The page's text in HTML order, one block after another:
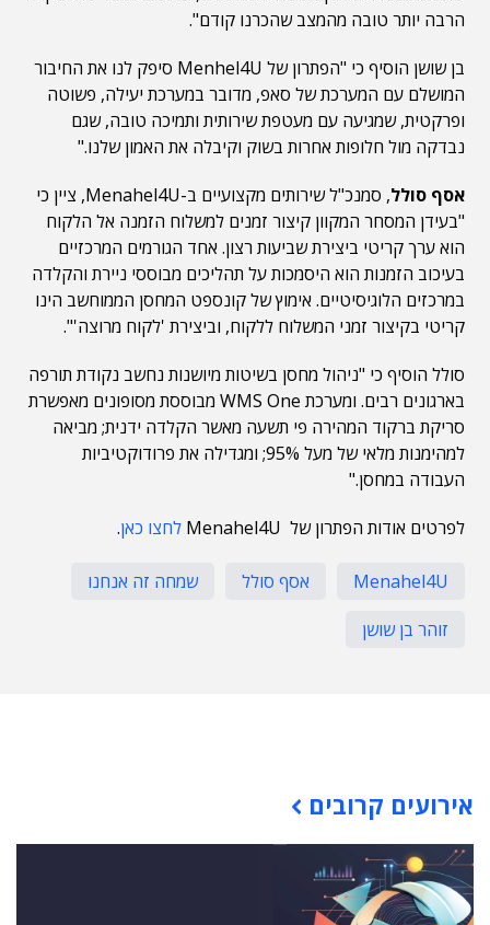
הרבה יותר טובה מהמצב שהכרנו קודם".
בן שושן הוסיף כי "הפתרון של Menhel4U סיפק לנו את החיבור
המושלם עם המערכת של סאפ, מדובר במערכת יעילה, פשוטה
ופרקטית, שמגיעה עם מעטפת שירותית ותמיכה טובה, שגם
נבדקה מול חלופות אחרות בשוק וקיבלה את האמון שלנו."
אסף סולל
, סמנכ"ל שירותים מקצועיים ב-Menahel4U, ציין כי
"בעידן המסחר המקוון קיצור זמנים למשלוח הזמנה אל הלקוח
הוא ערך קריטי ביצירת שביעות רצון. אחד הגורמים המרכזיים
בעיכוב הזמנות הוא היסמכות על תהליכים מבוססי ניירת והקלדה
במרכזים הלוגיסיטיים. אימוץ של קונספט המחסן הממוחשב הינו
קריטי בקיצור זמני המשלוח ללקוח, וביצירת 'לקוח מרוצה'".
סולל הוסיף כי "ניהול מחסן בשיטות מיושנות נחשב נקודת תורפה
בארגונים רבים. ומערכת WMS One מבוססת מסופונים מאפשרת
סריקת ברקוד המהירה פי תשעה מאשר הקלדה ידנית; מביאה
למהימנות מלאי של מעל 95%; ומגדילה את פרודוקטיביות
העבודה במחסן."
לפרטים אודות הפתרון של Menahel4U
לחצו כאן.
Menahel4U אסף סולל
שמחה זה אנחנו
זוהר בן שושן
אירועים קרובים